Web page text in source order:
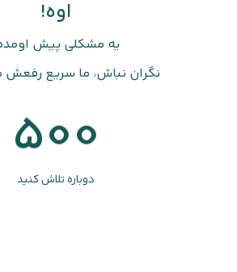
اوه!
یه مشکلی پیش
نگران نباش، ما سریع
500
دوباره تلاش کنید